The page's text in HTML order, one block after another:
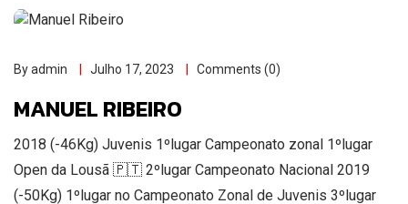
By admin Julho 17, 2023 Comments (0)
MANUEL RIBEIRO
2018 (-46Kg) Juvenis 1ºlugar Campeonato zonal 1ºlugar
Open da Lousã 🇵🇹 2ºlugar Campeonato Nacional 2019
(-50Kg) 1ºlugar no Campeonato Zonal de Juvenis 3ºlugar